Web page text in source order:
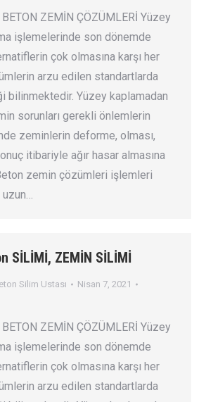
ZEMİN ÇÖZÜMLERİ Yüzey
işlemelerinde son dönemde
çok olmasına karşı her
arzu edilen standartlarda
bilinmektedir. Yüzey kaplamadan
sorunları gerekli önlemlerin
zeminlerin deforme, olması,
itibariyle ağır hasar almasına
zemin çözümleri işlemleri
uzun…
SİLİMİ, ZEMİN SİLİMİ
Silim Ustası
Nisan 7, 2021
ZEMİN ÇÖZÜMLERİ Yüzey
işlemelerinde son dönemde
çok olmasına karşı her
arzu edilen standartlarda